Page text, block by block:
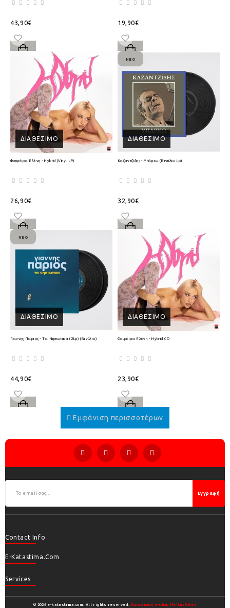
43,90€ 19,90€
ΔΙΑΘΈΣΙΜΟ
Φουρέιρα Ελένη - Hybrid (Vinyl LP)
26,90€
ΔΙΑΘΈΣΙΜΟ
ΝΈΟ
Καζαντζίδης - Υπάρχω (Βινύλιο Lp)
32,90€
ΔΙΑΘΈΣΙΜΟ
ΝΈΟ
Γιαννης Παριος - Τα Νησιωτικα (2Lp) (Βινύλιο)
44,90€
ΔΙΑΘΈΣΙΜΟ
Φουρέιρα Ελένη - Hybrid CD
23,90€
Εγγραφή
Contact Info
E-Katastima.com
Services
© 2026 e-katastima.com. All rights reserved. Κατασκευή e-shop HellasSites